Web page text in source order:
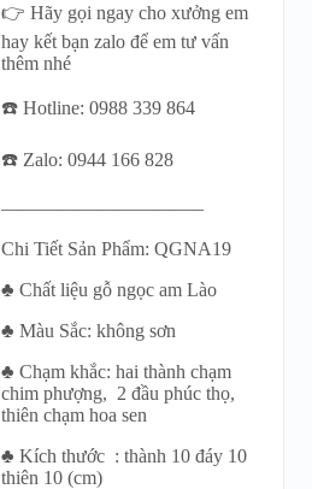
👉 Hãy gọi ngay cho xưởng em
hay kết bạn zalo để em tư vấn
thêm nhé
☎️ Hotline: 0988 339 864
☎️ Zalo: 0944 166 828
——————————–
Chi Tiết Sản Phẩm: QGNA19
♣ Chất liệu gỗ ngọc am Lào
♣ Màu Sắc: không sơn
♣ Chạm khắc: hai thành chạm
chim phượng, 2 đầu phúc thọ,
thiên chạm hoa sen
♣ Kích thước : thành 10 đáy 10
thiên 10 (cm)